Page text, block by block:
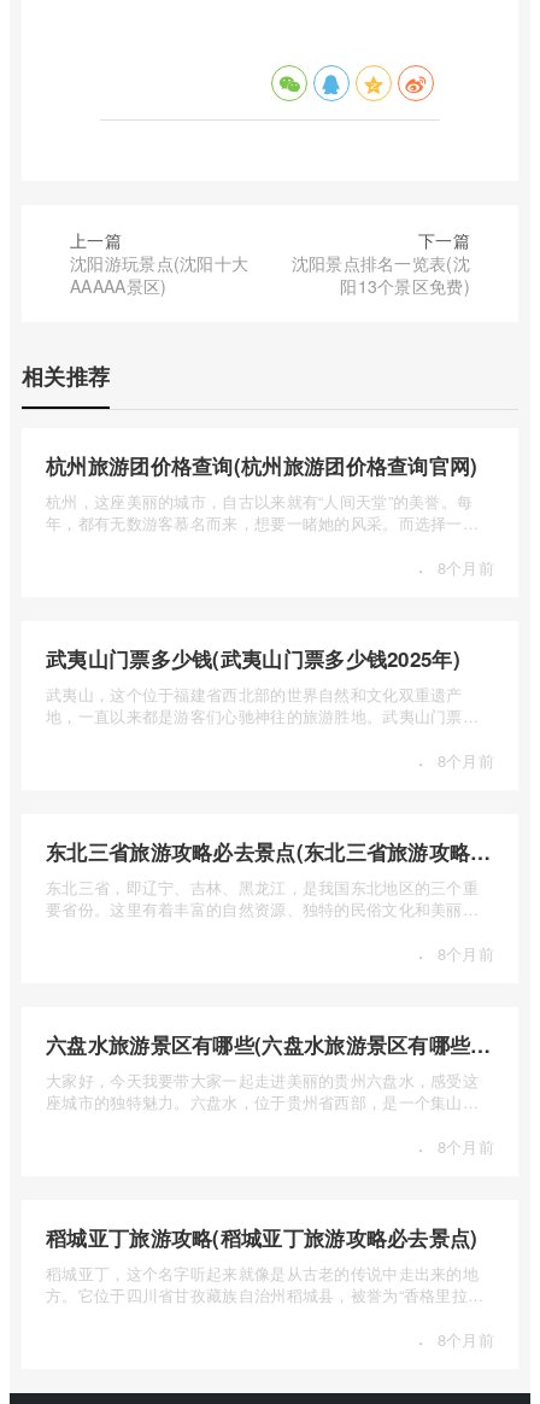
上一篇
沈阳游玩景点(沈阳十大
AAAAA景区)
下一篇
沈阳景点排名一览表(沈
阳13个景区免费)
相关推荐
杭州旅游团价格查询(杭州旅游团价格查询官网)
杭州，这座美丽的城市，自古以来就有“人间天堂”的美誉。每
年，都有无数游客慕名而来，想要一睹她的风采。而选择一个
· 8个月前
武夷山门票多少钱(武夷山门票多少钱2025年)
武夷山，这个位于福建省西北部的世界自然和文化双重遗产
地，一直以来都是游客们心驰神往的旅游胜地。武夷山门票多
· 8个月前
东北三省旅游攻略必去景点(东北三省旅游攻略必去景点视频介绍)
东北三省，即辽宁、吉林、黑龙江，是我国东北地区的三个重
要省份。这里有着丰富的自然资源、独特的民俗文化和美丽的
· 8个月前
六盘水旅游景区有哪些(六盘水旅游景区有哪些景点值得去)
大家好，今天我要带大家一起走进美丽的贵州六盘水，感受这
座城市的独特魅力。六盘水，位于贵州省西部，是一个集山水
· 8个月前
稻城亚丁旅游攻略(稻城亚丁旅游攻略必去景点)
稻城亚丁，这个名字听起来就像是从古老的传说中走出来的地
方。它位于四川省甘孜藏族自治州稻城县，被誉为“香格里拉的
· 8个月前